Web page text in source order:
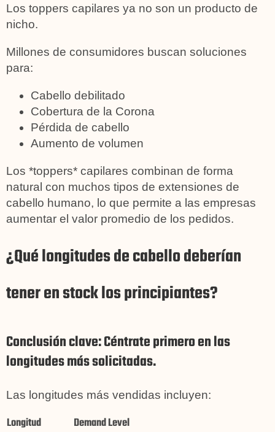
Los toppers capilares ya no son un producto de
nicho.
Millones de consumidores buscan soluciones
para:
Cabello debilitado
Cobertura de la Corona
Pérdida de cabello
Aumento de volumen
Los *toppers* capilares combinan de forma
natural con muchos tipos de extensiones de
cabello humano, lo que permite a las empresas
aumentar el valor promedio de los pedidos.
¿Qué longitudes de cabello deberían
tener en stock los principiantes?
Conclusión clave: Céntrate primero en las
longitudes más solicitadas.
Las longitudes más vendidas incluyen:
Longitud Demand Level